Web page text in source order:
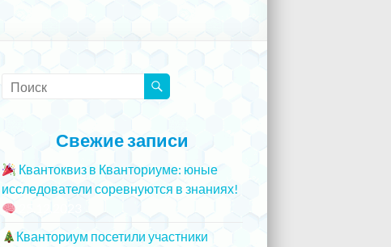
Свежие записи
Квантоквиз в Кванториуме: юные
исследователи соревнуются в знаниях!
Кванториум посетили участники